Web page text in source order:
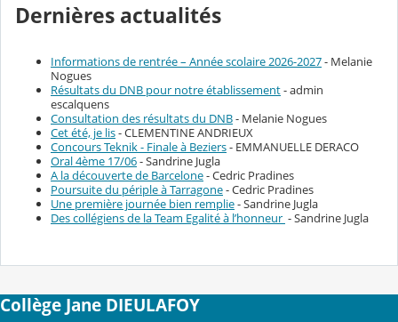
Dernières actualités
Informations de rentrée – Année scolaire 2026-2027- Melanie
Nogues
Résultats du DNB pour notre établissement- admin
escalquens
Consultation des résultats du DNB- Melanie Nogues
Cet été, je lis- CLEMENTINE ANDRIEUX
Concours Teknik - Finale à Beziers- EMMANUELLE DERACO
Oral 4ème 17/06- Sandrine Jugla
A la découverte de Barcelone- Cedric Pradines
Poursuite du périple à Tarragone- Cedric Pradines
Une première journée bien remplie- Sandrine Jugla
Des collégiens de la Team Egalité à l’honneur - Sandrine Jugla
Collège Jane DIEULAFOY